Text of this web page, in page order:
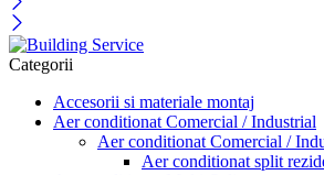
Categorii
Accesorii si materiale montaj
Aer conditionat Comercial / Industrial
Aer conditionat Comercial /
Aer conditionat split